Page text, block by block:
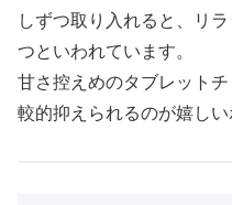
しずつ取り入れると、リ
つといわれています。
甘さ控えめのタブレット
較的抑えられるのが嬉しい